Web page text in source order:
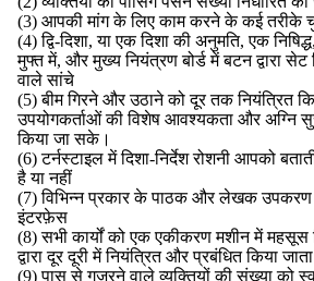
(3) आपकी मांग के लिए काम करने के कई तरीके
(4) द्वि-दिशा, या एक दिशा की अनुमति, एक
मुफ्त में, और मुख्य नियंत्रण बोर्ड में बटन द्वारा
वाले सांचे
(5) बीम गिरने और उठाने को दूर तक नियंत्रित
उपयोगकर्ताओं की विशेष आवश्यकता और अग्नि
किया जा सके।
(6) टर्नस्टाइल में दिशा-निर्देश रोशनी आपको
है या नहीं
(7) विभिन्न प्रकार के पाठक और लेखक उपकरण
इंटरफ़ेस
(8) सभी कार्यों को एक एकीकरण मशीन में महसूस
द्वारा दूर दूरी में नियंत्रित और प्रबंधित किया
(9) पास से गुजरने वाले व्यक्तियों की संख्या को